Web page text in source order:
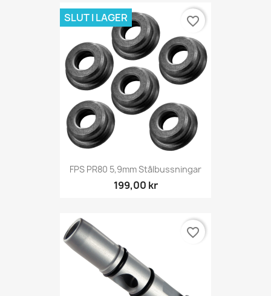
FPS PR80 5,9mm Stålbussningar
199,00 kr
SLUT I LAGER favorite_border
favorite_border